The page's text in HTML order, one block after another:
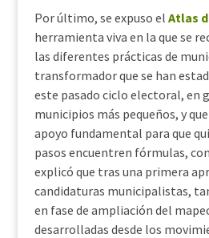
Por último, se expuso el Atlas
herramienta viva en la que se
las diferentes prácticas de
transformador que se han
este pasado ciclo electoral, en
municipios más pequeños, y
apoyo fundamental para que
pasos encuentren fórmulas,
explicó que tras una primera
candidaturas municipalistas,
en fase de ampliación del
desarrolladas desde los